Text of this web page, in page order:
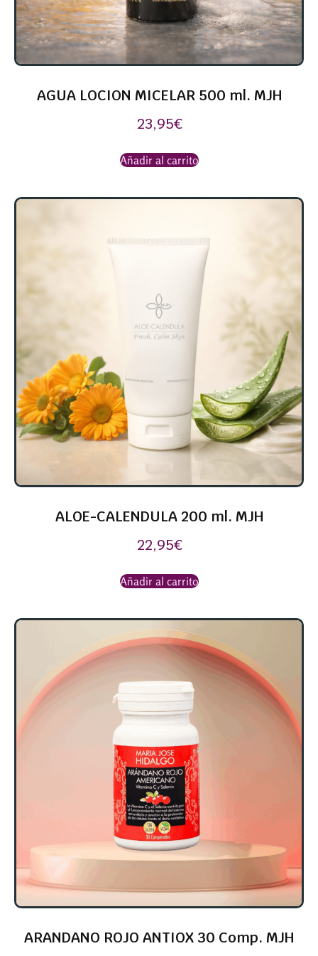
AGUA LOCION MICELAR 500 ml. MJH
23,95€
Añadir al carrito
ALOE-CALENDULA 200 ml. MJH
22,95€
Añadir al carrito
ARANDANO ROJO ANTIOX 30 Comp. MJH